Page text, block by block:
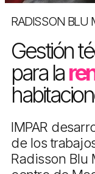
RADISSON BLU
Gestión
para la
IMPAR
de los
Radisson Blu